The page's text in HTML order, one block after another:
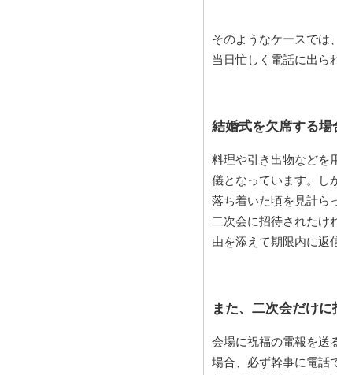
そのようなケースでは
当日忙しく電話に出ら
結婚式を欠席する場
料理や引き出物などを
儀となっています。し
落ち着いた頃を見計ら
二次会に招待されたけ
由を添えて期限内に返
また、二次会だけ
会場に祝福の電報を送
場合、必ず幹事に電話